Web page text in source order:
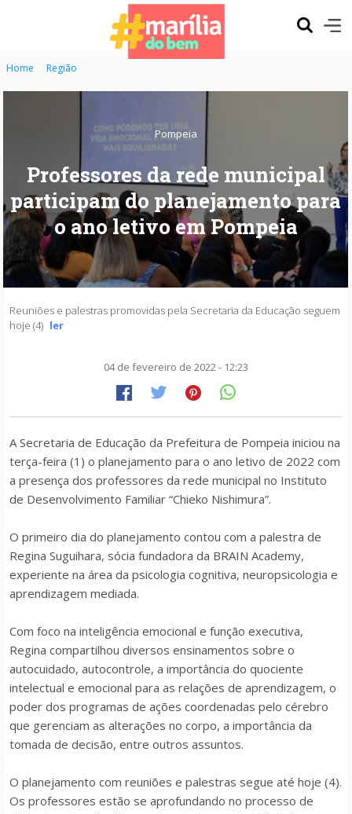
Home Região
Pompeia
Professores da rede municipal
participam do planejamento para
o ano letivo em Pompeia
Reuniões e palestras promovidas pela Secretaria da Educação seguem
hoje (4) ler
04 de fevereiro de 2022 - 12:23
A Secretaria de Educação da Prefeitura de Pompeia iniciou na
terça-feira (1) o planejamento para o ano letivo de 2022 com
a presença dos professores da rede municipal no Instituto
de Desenvolvimento Familiar “Chieko Nishimura”.
O primeiro dia do planejamento contou com a palestra de
Regina Suguihara, sócia fundadora da BRAIN Academy,
experiente na área da psicologia cognitiva, neuropsicologia e
aprendizagem mediada.
Com foco na inteligência emocional e função executiva,
Regina compartilhou diversos ensinamentos sobre o
autocuidado, autocontrole, a importância do quociente
intelectual e emocional para as relações de aprendizagem, o
poder dos programas de ações coordenadas pelo cérebro
que gerenciam as alterações no corpo, a importância da
tomada de decisão, entre outros assuntos.
O planejamento com reuniões e palestras segue até hoje (4).
Os professores estão se aprofundando no processo de